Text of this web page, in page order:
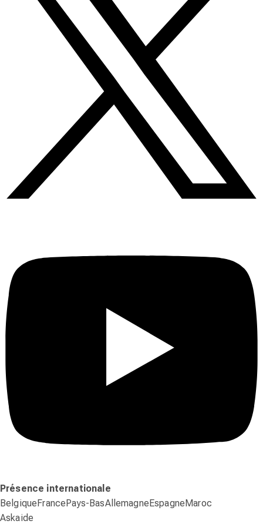
Présence internationale
BelgiqueFrancePays-BasAllemagneEspagneMaroc
Askaide